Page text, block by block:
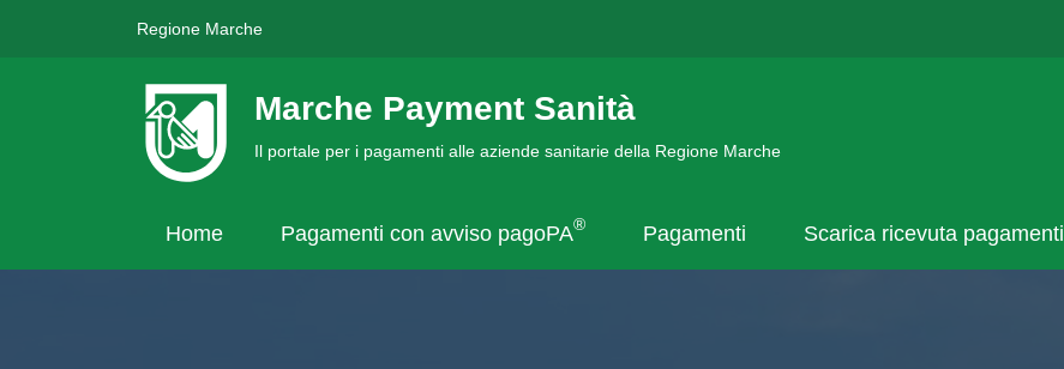
Regione Marche
Marche Payment Sanità
Il portale per i pagamenti alle aziende sanitarie della Regione Marche
Home Pagamenti con avviso pagoPA® Pagamenti Scarica ricevuta pagamenti